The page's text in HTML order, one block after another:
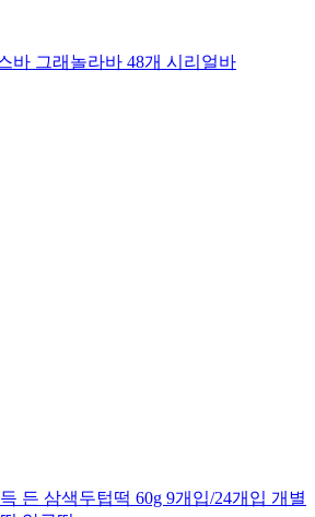
바 그래놀라바 48개 시리얼바
든 삼색두텁떡 60g 9개입/24개입 개별